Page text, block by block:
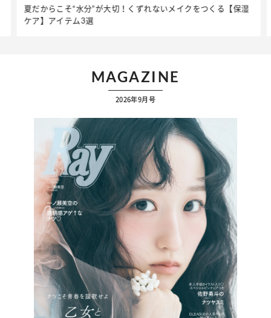
夏だからこそ“水分”が大切！くずれないメイクをつくる【保湿
ケア】アイテム3選
MAGAZINE
2026年9月号